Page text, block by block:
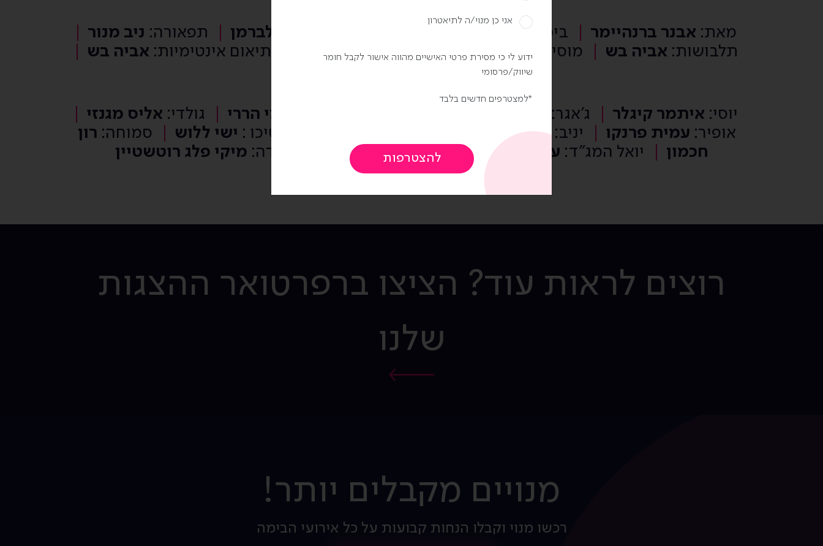
מאת: אבנר ברנהיימר בימוי:עידו רוזנברג דוראל זילברמן תפאורה: ניב מנור
תלבושות: אביה בש מוסיקה:ניר שלו לוגסי תאורה:קרן גרנק תיאום אינטימיות: אביה בש
יוסי: איתמר קיגלר ג'אגר: אלונה סער / נעמי הררי גולדי: אליס מגנזי
אופיר: עמית פרנקו יניב:שפי מרציאנו פסיכו : ישי ללוש סמוחה: רון
חכמון
יואל המג"ד: עודד לאופולד שמואל : פיני קדרון ורדה: מיקי פלג רוטשטיין
רוצים לראות עוד? הציצו ברפרטואר ההצגות
שלנו
מנויים מקבלים יותר!
רכשו מנוי וקבלו הנחות קבועות על כל אירועי הבימה
אני כן מנוי/ה לתיאטרון
ידוע לי כי מסירת פרטי האישיים מהווה אישור לקבל חומר
שיווק/פרסומי
למצטרפים חדשים בלבד